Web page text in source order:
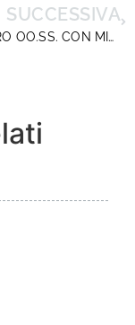
SUCCESSIVA
INCONTRO OO.SS. CON MINISTRO FEDELI – COMUNICATO